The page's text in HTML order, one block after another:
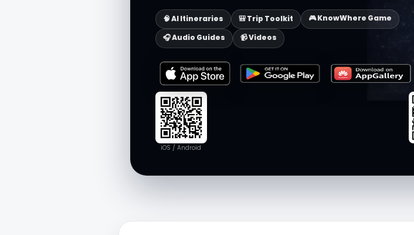
🧠 AI Itineraries 🎒 Trip Toolkit
🎮 KnowWhere Game
🎧 Audio Guides
📹 Videos
iOS / Android